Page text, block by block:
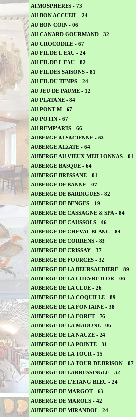
ATMOSPHERES - 73
AU BON ACCUEIL - 24
AU BON COIN - 06
AU CANARD GOURMAND - 32
AU CROCODILE - 67
AU FIL DE L'EAU - 24
AU FIL DE L'EAU - 82
AU FIL DES SAISONS - 81
AU FIL DU TEMPS - 24
AU JEU DE PAUME - 12
AU PLATANE - 84
AU PONT M - 67
AU POTIN - 67
AU REMP'ARTS - 66
AUBERGE ALSACIENNE - 68
AUBERGE ALZATE - 64
AUBERGE AU VIEUX MEILLONNAS - 01
AUBERGE BASQUE - 64
AUBERGE BRESSANE - 01
AUBERGE DE BANNE - 07
AUBERGE DE BARDIGUES - 82
AUBERGE DE BENGES - 19
AUBERGE DE CASSAGNE & SPA - 84
AUBERGE DE CAUSSOLS - 06
AUBERGE DE CHEVAL BLANC - 84
AUBERGE DE CORRENS - 83
AUBERGE DE CRISSAY - 37
AUBERGE DE FOURCES - 32
AUBERGE DE LA BEURSAUDIERE - 89
AUBERGE DE LA CHEVRE D'OR - 06
AUBERGE DE LA CLUE - 26
AUBERGE DE LA COQUILLE - 89
AUBERGE DE LA FONTAINE - 38
AUBERGE DE LA FORET - 76
AUBERGE DE LA MADONE - 06
AUBERGE DE LA NAUZE - 24
AUBERGE DE LA POINTE - 81
AUBERGE DE LA TOUR - 15
AUBERGE DE LA TOUR DE BRISON - 07
AUBERGE DE LARRESSINGLE - 32
AUBERGE DE L'ETANG BLEU - 24
AUBERGE DE MARGOT - 63
AUBERGE DE MAROLS - 42
AUBERGE DE MIRANDOL - 24